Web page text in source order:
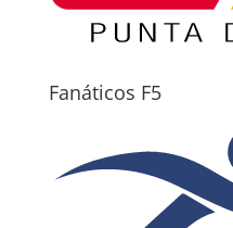
Fanáticos F5